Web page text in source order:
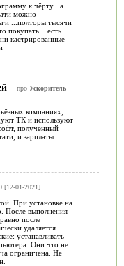
к чёрту ..а
можно
...полторы тысячи
покупать ...есть
кастрированные
про Ускоритель
компаниях,
ТК и используют
полученный
и зарплаты
[12-01-2021]
При установке на
После выполнения
после
удаляется.
устанавливать
Они что не
ограничена. Не